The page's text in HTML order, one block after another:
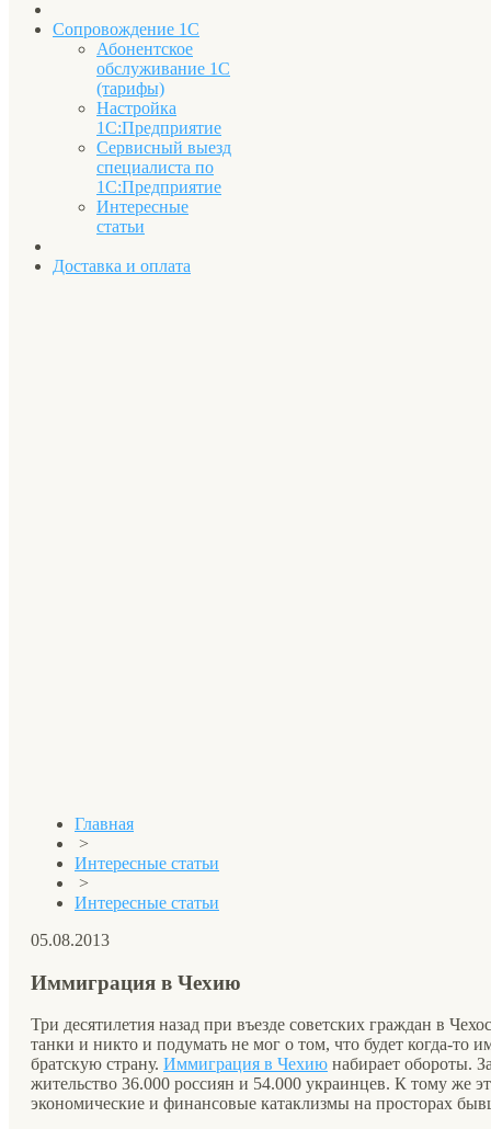
Сопровождение 1С
Абонентское
обслуживание 1С
(тарифы)
Настройка
1С:Предприятие
Сервисный выезд
специалиста по
1С:Предприятие
Интересные
статьи
Доставка и оплата
Главная
>
Интересные статьи
>
Интересные статьи
05.08.2013
Иммиграция в Чехию
Три десятилетия назад при въезде советских граждан в
танки и никто и подумать не мог о том, что будет когда-то
братскую страну. Иммиграция в Чехию набирает обороты.
жительство 36.000 россиян и 54.000 украинцев. К тому же
экономические и финансовые катаклизмы на просторах